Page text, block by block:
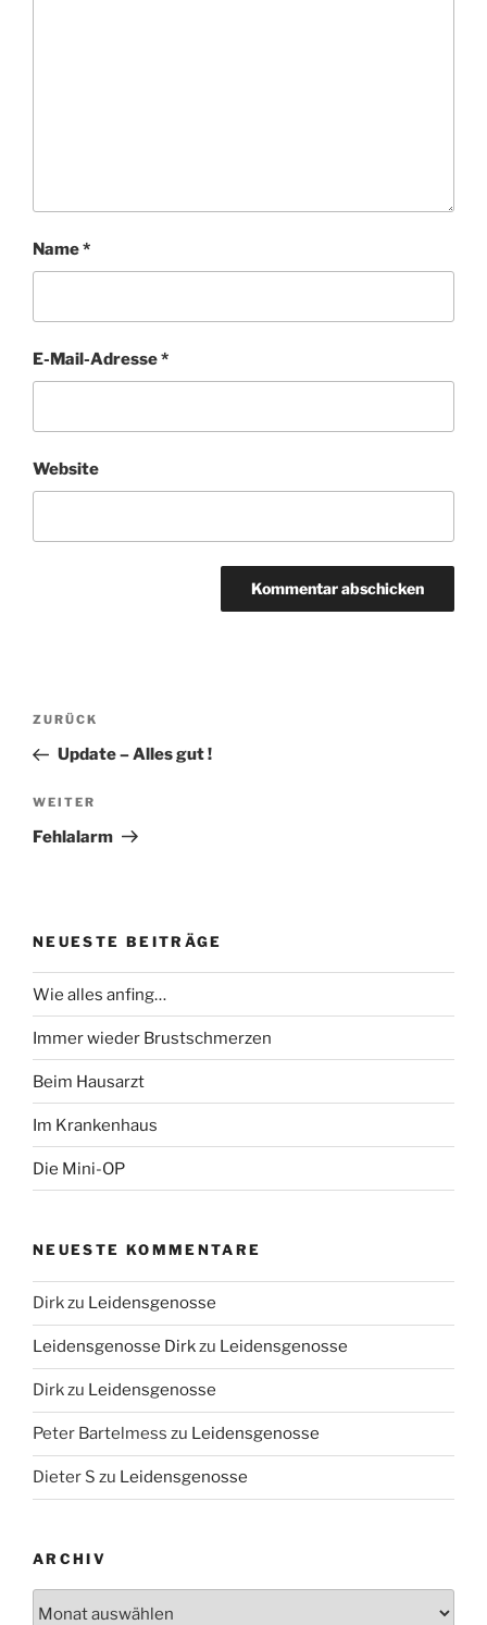
Name*
E-Mail-Adresse*
Website
Beitragsnavigation
Vorheriger
Beitrag
ZURÜCK
Update – Alles gut !
Nächster
Beitrag
WEITER
Fehlalarm
NEUESTE BEITRÄGE
Wie alles anfing…
Immer wieder Brustschmerzen
Beim Hausarzt
Im Krankenhaus
Die Mini-OP
NEUESTE KOMMENTARE
Dirkzu Leidensgenosse
Leidensgenosse Dirkzu Leidensgenosse
Dirkzu Leidensgenosse
Peter Bartelmess zu Leidensgenosse
Dieter S zu Leidensgenosse
ARCHIV